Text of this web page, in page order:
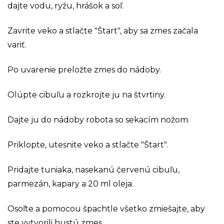
dajte vodu, ryžu, hrášok a soľ.
Zavrite veko a stlačte "Štart", aby sa zmes začala
variť.
Po uvarenie preložte zmes do nádoby.
Olúpte cibuľu a rozkrojte ju na štvrtiny.
Dajte ju do nádoby robota so sekacím nožom.
Priklopte, utesnite veko a stlačte "Štart".
Pridajte tuniaka, nasekanú červenú cibuľu,
parmezán, kapary a 20 ml oleja.
Osoľte a pomocou špachtle všetko zmiešajte, aby